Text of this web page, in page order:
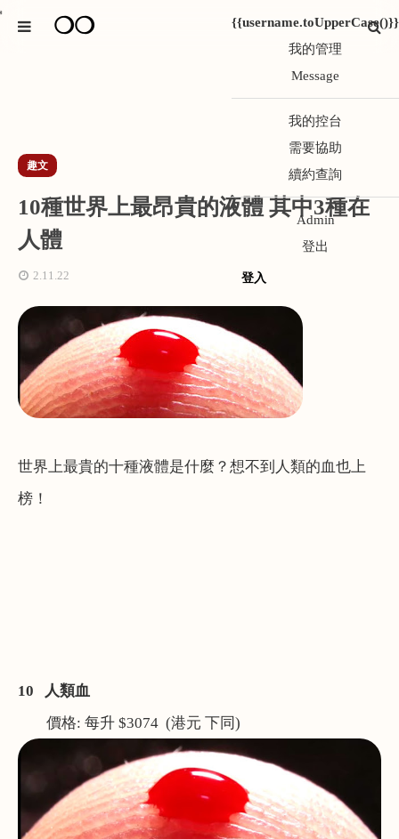
❍❍
{{username.toUpperCase()}}
我的管理
Message
我的控台
需要協助
續約查詢
Admin
登出
登入
趣文
10種世界上最昂貴的液體 其中3種在
人體
2.11.22
世界上最貴的十種液體是什麼？想不到人類的血也上
榜！
10
人類血
價格: 每升 $3074 (港元 下同)